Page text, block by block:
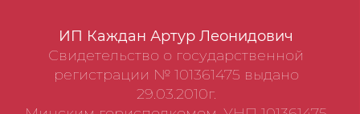
ИП Каждан Артур Леонидович
Свидетельство о государственной
регистрации № 101361475 выдано
29.03.2010г.